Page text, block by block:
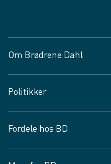
Om Brødrene Dahl
Vagttelefon 30 10 89 89
Spørgsmål og svar
Job og karriere
Fødevarekontrolrapport
Politikker
Privatlivspolitik
Cookies
Fordele hos BD